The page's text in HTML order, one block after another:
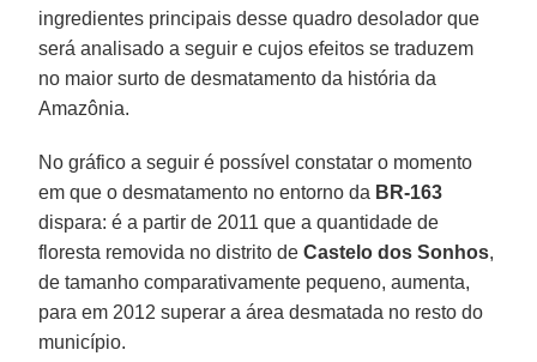
ingredientes principais desse quadro desolador que
será analisado a seguir e cujos efeitos se traduzem
no maior surto de desmatamento da história da
Amazônia.
No gráfico a seguir é possível constatar o momento
em que o desmatamento no entorno da BR-163
dispara: é a partir de 2011 que a quantidade de
floresta removida no distrito deCastelo dos Sonhos,
de tamanho comparativamente pequeno, aumenta,
para em 2012 superar a área desmatada no resto do
município.